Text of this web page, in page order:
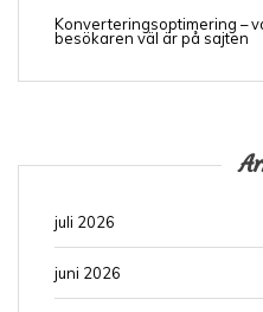
Konverteringsoptimering –
besökaren väl är på sajten
juli 2026
juni 2026